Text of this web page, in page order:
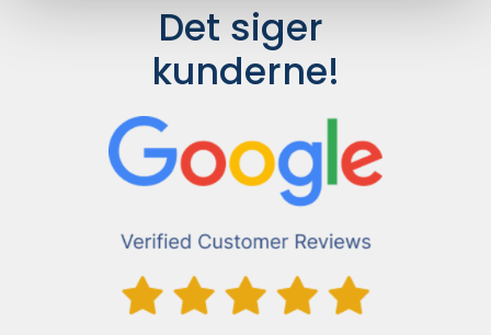
Det siger
kunderne!